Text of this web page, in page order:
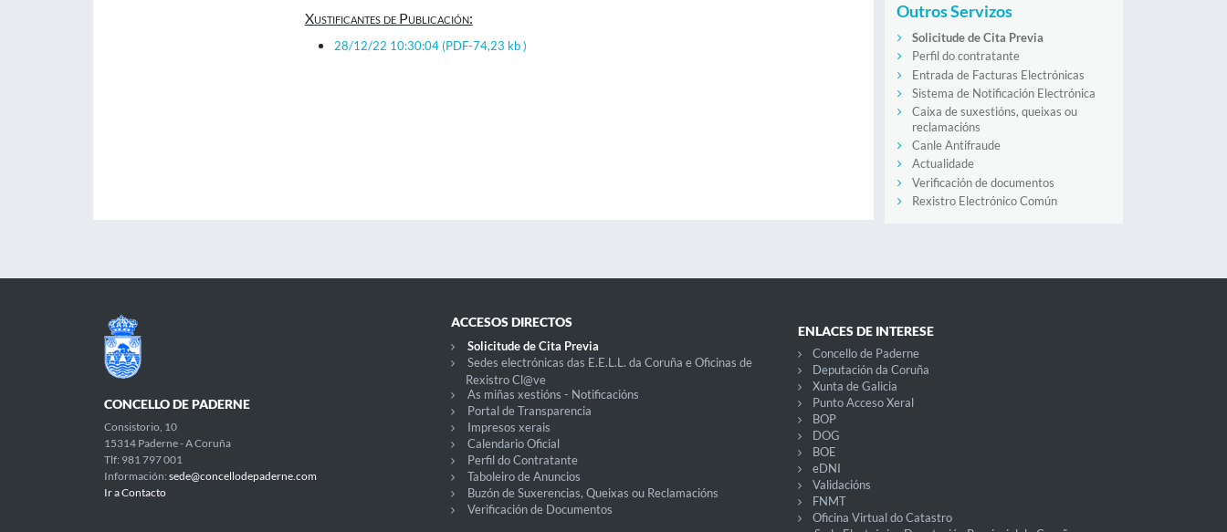
Xustificantes de Publicación:
28/12/22 10:30:04(PDF-74,23 kb )
Outros Servizos
Solicitude de Cita Previa
Perfil do contratante
Entrada de Facturas Electrónicas
Sistema de Notificación Electrónica
Caixa de suxestións, queixas ou
reclamacións
Canle Antifraude
Actualidade
Verificación de documentos
Rexistro Electrónico Común
CONCELLO DE PADERNE
Consistorio, 10
15314 Paderne - A Coruña
Tlf: 981 797 001
Información: sede@concellodepaderne.com
Ir a Contacto
ACCESOS DIRECTOS
Solicitude de Cita Previa
Sedes electrónicas das E.E.L.L. da Coruña e Oficinas de
Rexistro Cl@ve
As miñas xestións - Notificacións
Portal de Transparencia
Impresos xerais
Calendario Oficial
Perfil do Contratante
Taboleiro de Anuncios
Buzón de Suxerencias, Queixas ou Reclamacións
Verificación de Documentos
ENLACES DE INTERESE
Concello de Paderne
Deputación da Coruña
Xunta de Galicia
Punto Acceso Xeral
BOP
DOG
BOE
eDNI
Validacións
FNMT
Oficina Virtual do Catastro